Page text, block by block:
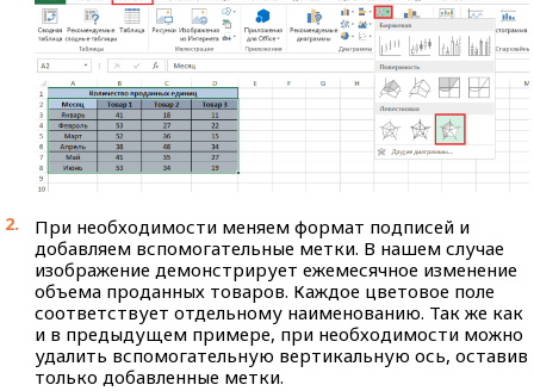
При необходимости меняем формат подписей и
добавляем вспомогательные метки. В нашем случае
изображение демонстрирует ежемесячное изменение
объема проданных товаров. Каждое цветовое поле
соответствует отдельному наименованию. Так же как
и в предыдущем примере, при необходимости можно
удалить вспомогательную вертикальную ось, оставив
только добавленные метки.